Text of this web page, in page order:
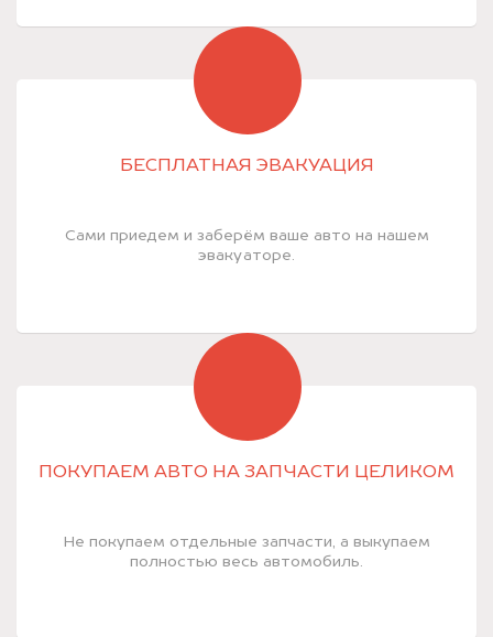
БЕСПЛАТНАЯ ЭВАКУАЦИЯ
Сами приедем и заберём ваше авто на нашем
эвакуаторе.
ПОКУПАЕМ АВТО НА ЗАПЧАСТИ ЦЕЛИКОМ
Не покупаем отдельные запчасти, а выкупаем
полностью весь автомобиль.